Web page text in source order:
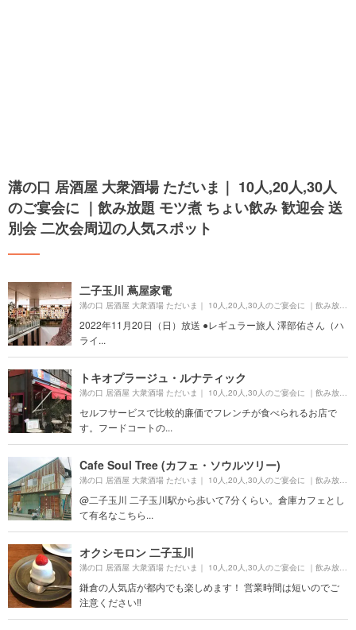
溝の口 居酒屋 大衆酒場 ただいま｜ 10人,20人,30人
のご宴会に ｜飲み放題 モツ煮 ちょい飲み 歓迎会 送
別会 二次会周辺の人気スポット
二子玉川 蔦屋家電
2022年11月20日（日）放送 ●レギュラー旅人 澤部佑さん（ハ
ライ...
トキオプラージュ・ルナティック
セルフサービスで比較的廉価でフレンチが食べられるお店で
す。フードコートの...
Cafe Soul Tree (カフェ・ソウルツリー)
@二子玉川 二子玉川駅から歩いて7分くらい。倉庫カフェとし
て有名なこちら...
オクシモロン 二子玉川
鎌倉の人気店が都内でも楽しめます！ 営業時間は短いのでご
注意ください‼︎